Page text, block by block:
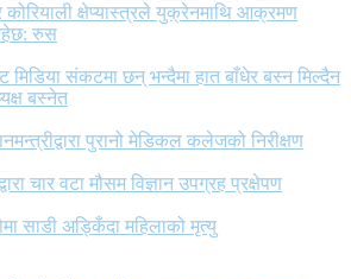
कोरियाली क्षेप्यास्त्रले युक्रेनमाथि आक्रमण
रुस
मिडिया संकटमा छन् भन्दैमा हात बाँधेर बस्न मिल्दैन
बस्नेत
पुरानो मेडिकल कलेजको निरीक्षण
चार वटा मौसम विज्ञान उपग्रह प्रक्षेपण
साडी अड्किँदा महिलाको मृत्यु